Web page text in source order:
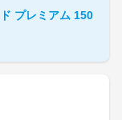
プレミアム 150